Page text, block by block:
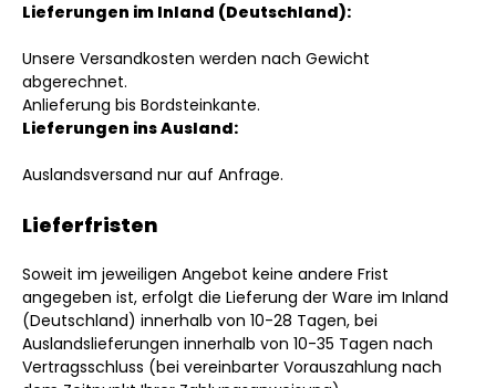
Lieferungen im Inland (Deutschland):
Unsere Versandkosten werden nach Gewicht
abgerechnet.
Anlieferung bis Bordsteinkante.
Lieferungen ins Ausland:
Auslandsversand nur auf Anfrage.
Lieferfristen
Soweit im jeweiligen Angebot keine andere Frist
angegeben ist, erfolgt die Lieferung der Ware im Inland
(Deutschland) innerhalb von 10-28 Tagen, bei
Auslandslieferungen innerhalb von 10-35 Tagen nach
Vertragsschluss (bei vereinbarter Vorauszahlung nach